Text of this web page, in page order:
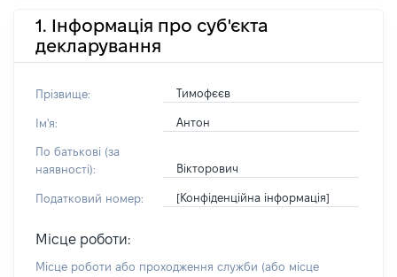
1. Інформація про суб'єкта
декларування
Прізвище: Тимофєєв
Ім'я: Антон
По батькові (за
наявності):
Вікторович
Податковий номер: [Конфіденційна інформація]
Місце роботи:
Місце роботи або проходження служби (або місце